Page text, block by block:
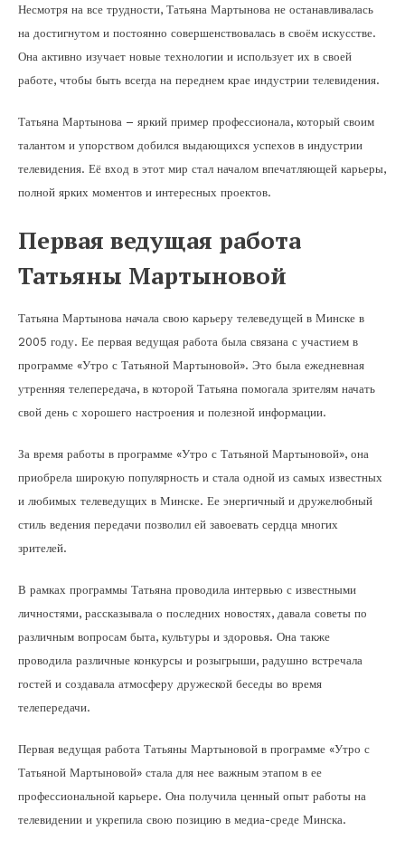
Несмотря на все трудности, Татьяна Мартынова не останавливалась
на достигнутом и постоянно совершенствовалась в своём искусстве.
Она активно изучает новые технологии и использует их в своей
работе, чтобы быть всегда на переднем крае индустрии телевидения.
Татьяна Мартынова – яркий пример профессионала, который своим
талантом и упорством добился выдающихся успехов в индустрии
телевидения. Её вход в этот мир стал началом впечатляющей карьеры,
полной ярких моментов и интересных проектов.
Первая ведущая работа
Татьяны Мартыновой
Татьяна Мартынова начала свою карьеру телеведущей в Минске в
2005 году. Ее первая ведущая работа была связана с участием в
программе «Утро с Татьяной Мартыновой». Это была ежедневная
утренняя телепередача, в которой Татьяна помогала зрителям начать
свой день с хорошего настроения и полезной информации.
За время работы в программе «Утро с Татьяной Мартыновой», она
приобрела широкую популярность и стала одной из самых известных
и любимых телеведущих в Минске. Ее энергичный и дружелюбный
стиль ведения передачи позволил ей завоевать сердца многих
зрителей.
В рамках программы Татьяна проводила интервью с известными
личностями, рассказывала о последних новостях, давала советы по
различным вопросам быта, культуры и здоровья. Она также
проводила различные конкурсы и розыгрыши, радушно встречала
гостей и создавала атмосферу дружеской беседы во время
телепередачи.
Первая ведущая работа Татьяны Мартыновой в программе «Утро с
Татьяной Мартыновой» стала для нее важным этапом в ее
профессиональной карьере. Она получила ценный опыт работы на
телевидении и укрепила свою позицию в медиа-среде Минска.